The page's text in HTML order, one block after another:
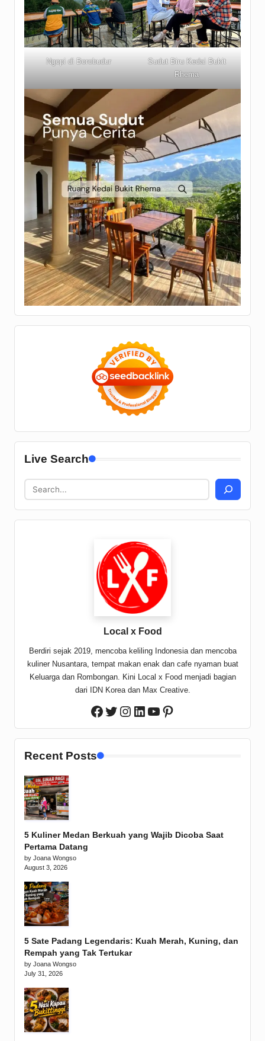
Ngopi di Borobudur
Sudut Biru Kedai Bukit
Rhema
Live Search
Local x Food
Berdiri sejak 2019, mencoba keliling Indonesia dan mencoba
kuliner Nusantara, tempat makan enak dan cafe nyaman buat
Keluarga dan Rombongan. Kini Local x Food menjadi bagian
dari IDN Korea dan Max Creative.
Facebook
Twitter
Instagram
LinkedIn
YouTube
Pinterest
Recent Posts
5 Kuliner Medan Berkuah yang Wajib Dicoba Saat
Pertama Datang
by Joana Wongso
August 3, 2026
5 Sate Padang Legendaris: Kuah Merah, Kuning, dan
Rempah yang Tak Tertukar
by Joana Wongso
July 31, 2026